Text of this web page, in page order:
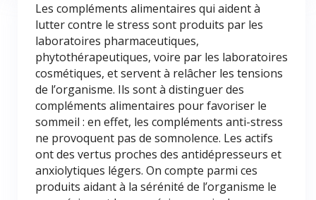
Les compléments alimentaires qui aident à
lutter contre le stress sont produits par les
laboratoires pharmaceutiques,
phytothérapeutiques, voire par les laboratoires
cosmétiques, et servent à relâcher les tensions
de l’organisme. Ils sont à distinguer des
compléments alimentaires pour favoriser le
sommeil : en effet, les compléments anti-stress
ne provoquent pas de somnolence. Les actifs
ont des vertus proches des antidépresseurs et
anxiolytiques légers. On compte parmi ces
produits aidant à la sérénité de l’organisme le